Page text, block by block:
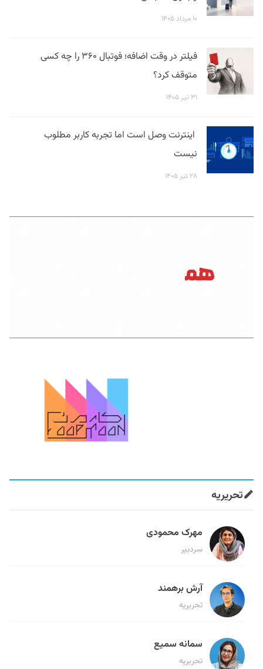
۱۰ مرداد ۱۴۰۵
فیلتر در وقت اضافه؛ فوتبال ۳۶۰ را چه کسی
متوقف کرد؟
۳۱ تیر ۱۴۰۵
اینترنت وصل است اما تجربه کاربر مطلوب
نیست
۲۸ تیر ۱۴۰۵
تحریریه
مهرک محمودی
سردبیر
آرش برهمند
تحریریه
سمانه سمیع
تحریریه